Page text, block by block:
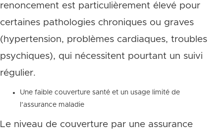
renoncement est particulièrement élevé pour
certaines pathologies chroniques ou graves
(hypertension, problèmes cardiaques, troubles
psychiques), qui nécessitent pourtant un suivi
régulier.
Une faible couverture santé et un usage limité de
l’assurance maladie
Le niveau de couverture par une assurance